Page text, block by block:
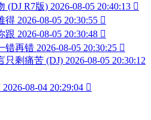
(DJ R7版) 2026-08-05 20:40:13 
得 2026-08-05 20:30:55 
跟 2026-08-05 20:30:48 
错再错 2026-08-05 20:30:25 
只剩痛苦 (DJ) 2026-08-05 20:30:12
2026-08-04 20:29:04 